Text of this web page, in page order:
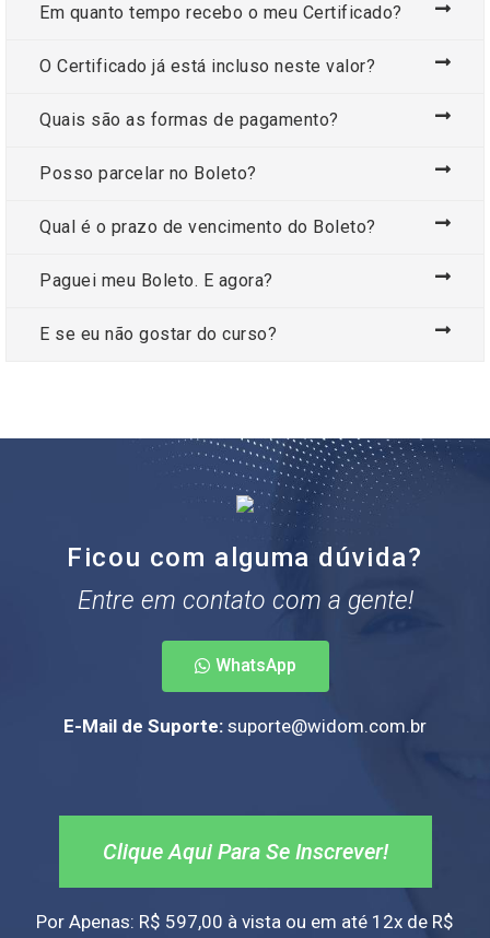
Em quanto tempo recebo o meu Certificado?
O Certificado já está incluso neste valor?
Quais são as formas de pagamento?
Posso parcelar no Boleto?
Qual é o prazo de vencimento do Boleto?
Paguei meu Boleto. E agora?
E se eu não gostar do curso?
Ficou com alguma dúvida?
Entre em contato com a gente!
WhatsApp
E-Mail de Suporte: suporte@widom.com.br
Clique Aqui Para Se Inscrever!
Por Apenas: R$ 597,00 à vista ou em até 12x de R$